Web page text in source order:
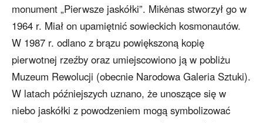
monument „Pierwsze jaskółki”. Mikėnas stworzył go w
1964 r. Miał on upamiętnić sowieckich kosmonautów.
W 1987 r. odlano z brązu powiększoną kopię
pierwotnej rzeźby oraz umiejscowiono ją w pobliżu
Muzeum Rewolucji (obecnie Narodowa Galeria Sztuki).
W latach późniejszych uznano, że unoszące się w
niebo jaskółki z powodzeniem mogą symbolizować